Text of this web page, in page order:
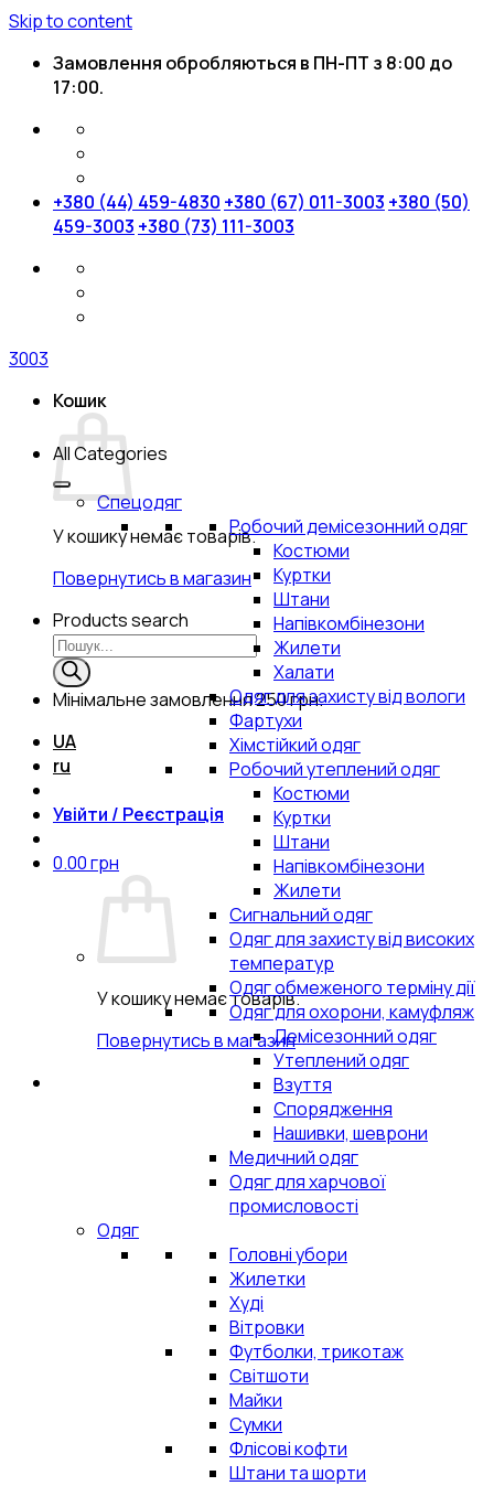
Skip to content
Замовлення обробляються в ПН-ПТ з 8:00 до
17:00.
+380 (44) 459-4830 +380 (67) 011-3003 +380 (50)
459-3003 +380 (73) 111-3003
3003
Кошик
У кошику немає товарів.
Повернутись в магазин
Products search
Мінімальне замовлення250 грн.
UA
ru
Увійти / Реєстрація
0.00грн
У кошику немає товарів.
Повернутись в магазин
All Categories
Спецодяг
Робочий демісезонний одяг
Костюми
Куртки
Штани
Напівкомбінезони
Жилети
Халати
Одяг для захисту від вологи
Фартухи
Хімстійкий одяг
Робочий утеплений одяг
Костюми
Куртки
Штани
Напівкомбінезони
Жилети
Сигнальний одяг
Одяг для захисту від високих
температур
Одяг обмеженого терміну дії
Одяг для охорони, камуфляж
Демісезонний одяг
Утеплений одяг
Взуття
Спорядження
Нашивки, шеврони
Медичний одяг
Одяг для харчової
промисловості
Одяг
Головні убори
Жилетки
Худі
Вітровки
Футболки, трикотаж
Світшоти
Майки
Сумки
Флісові кофти
Штани та шорти